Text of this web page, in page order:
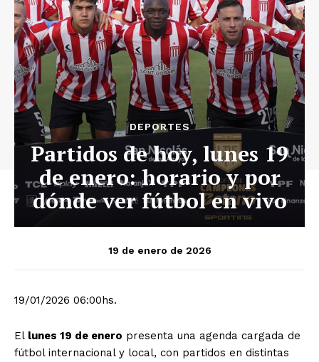
DEPORTES
Partidos de hoy, lunes 19
de enero: horario y por
dónde ver fútbol en vivo
19 de enero de 2026
19/01/2026 06:00hs.
El lunes 19 de enero presenta una agenda cargada de
fútbol internacional y local, con partidos en distintas